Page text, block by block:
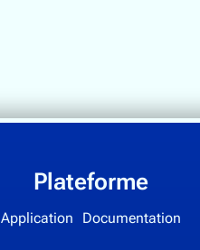
Plateforme
Application Documentation